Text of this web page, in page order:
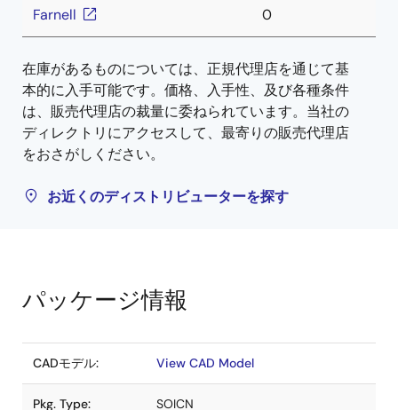
Farnell 0
在庫があるものについては、正規代理店を通じて基
本的に入手可能です。価格、入手性、及び各種条件
は、販売代理店の裁量に委ねられています。当社の
ディレクトリにアクセスして、最寄りの販売代理店
をおさがしください。
お近くのディストリビューターを探す
パッケージ情報
CADモデル: View CAD Model
Pkg. Type: SOICN